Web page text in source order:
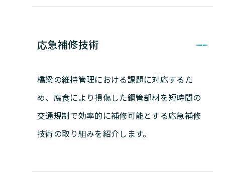
応急補修技術
橋梁の維持管理における課題に対応するた
め、腐食により損傷した鋼管部材を短時間の
交通規制で効率的に補修可能とする応急補修
技術の取り組みを紹介します。